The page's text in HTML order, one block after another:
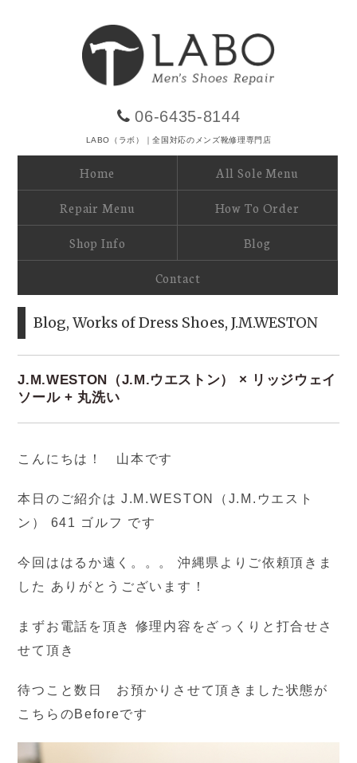
06-6435-8144
LABO（ラボ）｜全国対応のメンズ靴修理専門店
Home All Sole Menu
Repair Menu How To Order
Shop Info Blog
Contact
Blog,Works of Dress Shoes,J.M.WESTON
J.M.WESTON（J.M.ウエストン） × リッジウェイ
ソール + 丸洗い
こんにちは！ 山本です
本日のご紹介は J.M.WESTON（J.M.ウエスト
ン） 641 ゴルフ です
今回ははるか遠く。。。 沖縄県よりご依頼頂きま
した ありがとうございます！
まずお電話を頂き 修理内容をざっくりと打合せさ
せて頂き
待つこと数日 お預かりさせて頂きました状態が
こちらのBeforeです